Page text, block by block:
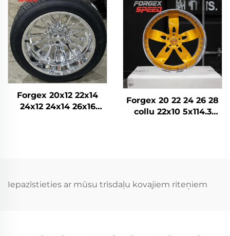
riteņi Personīgā auto
diski
Forgex 20x12 22x14
24x12 24x14 26x16
Forgex 20 22 24 26 28
collu 22x10 5x114.3
Iepazīstieties ar mūsu trīsdaļu kovajiem riteņiem